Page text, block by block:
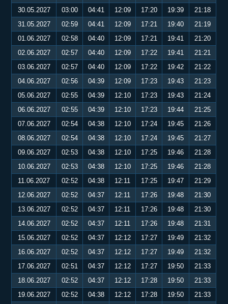
30.05.2027
03:00 04:41 12:09 17:20 19:39
21:18
31.05.2027
02:59 04:41 12:09 17:21 19:40
21:19
01.06.2027
02:58 04:40 12:09 17:21 19:41
21:20
02.06.2027
02:57 04:40 12:09 17:22 19:41
21:21
03.06.2027
02:57 04:40 12:09 17:22 19:42
21:22
04.06.2027
02:56 04:39 12:09 17:23 19:43
21:23
05.06.2027
02:55 04:39 12:10 17:23 19:43
21:24
06.06.2027
02:55 04:39 12:10 17:23 19:44
21:25
07.06.2027
02:54 04:38 12:10 17:24 19:45
21:26
08.06.2027
02:54 04:38 12:10 17:24 19:45
21:27
09.06.2027
02:53 04:38 12:10 17:25 19:46
21:28
10.06.2027
02:53 04:38 12:10 17:25 19:46
21:28
11.06.2027
02:52 04:38 12:11 17:25 19:47
21:29
12.06.2027
02:52 04:37 12:11 17:26 19:48
21:30
13.06.2027
02:52 04:37 12:11 17:26 19:48
21:30
14.06.2027
02:52 04:37 12:11 17:26 19:48
21:31
15.06.2027
02:52 04:37 12:12 17:27 19:49
21:32
16.06.2027
02:52 04:37 12:12 17:27 19:49
21:32
17.06.2027
02:51 04:37 12:12 17:27 19:50
21:33
18.06.2027
02:52 04:37 12:12 17:28 19:50
21:33
19.06.2027
02:52 04:38 12:12 17:28 19:50
21:33